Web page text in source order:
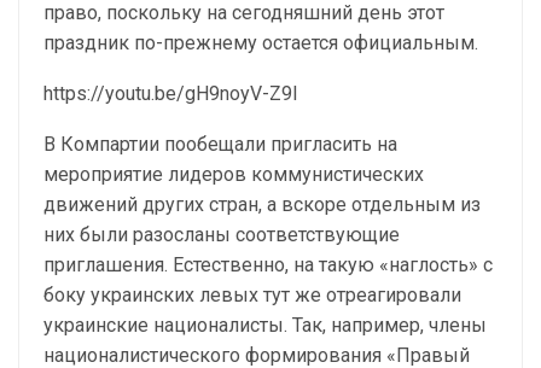
право, поскольку на сегодняшний день этот
праздник по-прежнему остается официальным.
https://youtu.be/gH9noyV-Z9I
В Компартии пообещали пригласить на
мероприятие лидеров коммунистических
движений других стран, а вскоре отдельным из
них были разосланы соответствующие
приглашения. Естественно, на такую «наглость» с
боку украинских левых тут же отреагировали
украинские националисты. Так, например, члены
националистического формирования «Правый